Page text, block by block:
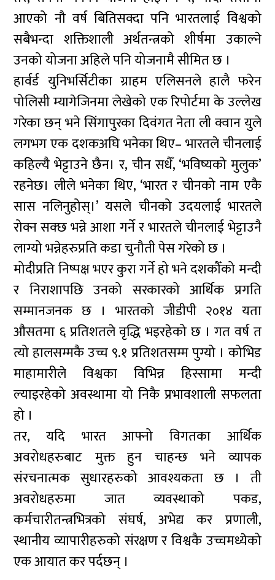
आएको नौ वर्ष बितिसक्दा पनि भारतलाई विश्वको
सबैभन्दा शक्तिशाली अर्थतन्त्रको शीर्षमा उकाल्ने
उनको योजना अहिले पनि योजनामै सीमित छ ।
हार्वर्ड युनिभर्सिटीका ग्राहम एलिसनले हालै फरेन
पोलिसी म्यागेजिनमा लेखेको एक रिपोर्टमा के उल्लेख
गरेका छन् भने सिंगापुरका दिवंगत नेता ली क्वान युले
लगभग एक दशकअघि भनेका थिए– भारतले चीनलाई
कहिल्यै भेट्टाउने छैन। र, चीन सधैँ, ‘भविष्यको मुलुक’
रहनेछ। लीले भनेका थिए, ‘भारत र चीनको नाम एकै
सास नलिनुहोस्।’ यसले चीनको उदयलाई भारतले
रोक्न सक्छ भन्ने आशा गर्ने र भारतले चीनलाई भेट्टाउनै
लाग्यो भन्नेहरुप्रति कडा चुनौती पेस गरेको छ ।
मोदीप्रति निष्पक्ष भएर कुरा गर्ने हो भने दशकौँको मन्दी
र निराशापछि उनको सरकारको आर्थिक प्रगति
सम्मानजनक छ । भारतको जीडीपी २०१४ यता
औसतमा ६ प्रतिशतले वृद्धि भइरहेको छ । गत वर्ष त
त्यो हालसम्मकै उच्च ९.१ प्रतिशतसम्म पुग्यो । कोभिड
माहामारीले विश्वका विभिन्न हिस्सामा मन्दी
ल्याइरहेको अवस्थामा यो निकै प्रभावशाली सफलता
हो ।
तर, यदि भारत आफ्नो विगतका आर्थिक
अवरोधहरुबाट मुक्त हुन चाहन्छ भने व्यापक
संरचनात्मक सुधारहरुको आवश्यकता छ । ती
अवरोधहरुमा जात व्यवस्थाको पकड,
कर्मचारीतन्त्रभित्रको संघर्ष, अभेद्य कर प्रणाली,
स्थानीय व्यापारीहरुको संरक्षण र विश्वकै उच्चमध्येको
एक आयात कर पर्दछन् ।